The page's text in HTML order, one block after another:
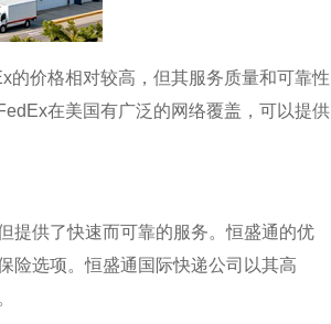
的价格相对较高，但其服务质量和可靠性
在美国有广泛的网络覆盖，可以提供
提供了快速而可靠的服务。恒盛通的优
险选项。恒盛通国际快递公司以其高